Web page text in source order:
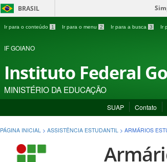
BRASIL
Ir para o conteúdo 1 Ir para o menu 2 Ir para a busca 3 Ir
IF GOIANO
Instituto Federal
MINISTÉRIO DA EDUCAÇÃO
SUAP Contato
PÁGINA INICIAL > ASSISTÊNCIA ESTUDANTIL > ARMÁRIOS